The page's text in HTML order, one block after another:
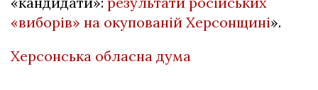
«виборів» на окупованій Херсонщині».
Херсонська обласна дума